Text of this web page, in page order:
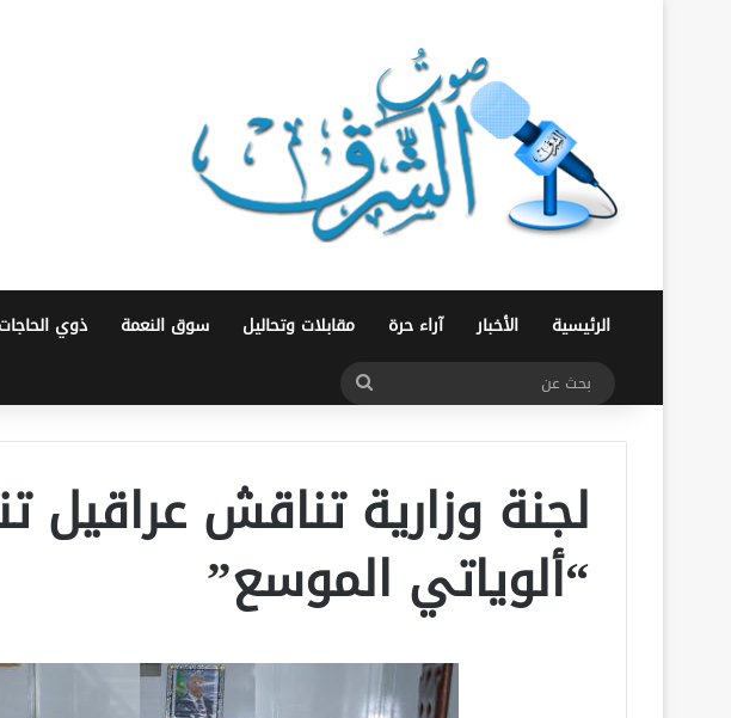
الرئيسية الأخبار آراء حرة مقابلات وتحاليل سوق النعمة ذوي الحاجات
بحث
لجنة وزارية تناقش عراقيل
“ألوياتي الموسع”